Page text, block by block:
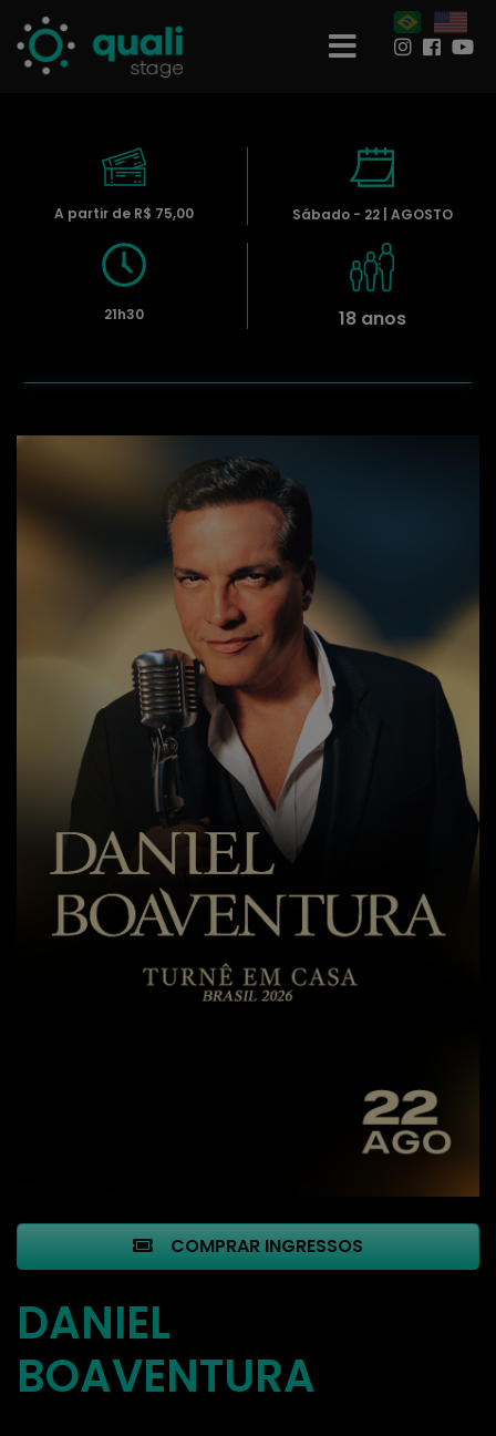
A partir de R$ 75,00 Sábado - 22 | AGOSTO
21h30 18 anos
COMPRAR INGRESSOS
DANIEL
BOAVENTURA